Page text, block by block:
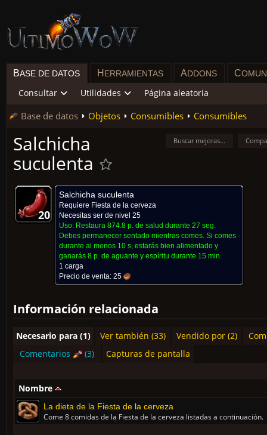
BASE DE DATOS H ERRAMIENTAS ADDONS C
Consultar Utilidades Página aleatoria
Base de datos Objetos Consumibles Consumibles
Buscar mejoras...
Salchicha
suculenta
20
20
20
20
20
20
20
20
20
Salchicha suculenta
Requiere Fiesta de la cerveza
Necesitas ser de nivel 25
Uso: Restaura 874.8 p. de salud durante 27 seg.
Debes permanecer sentado mientras comes. Si comes
durante al menos 10 s, estarás bien alimentado y
ganarás 8 p. de aguante y espíritu durante 15 min.
1 carga
Precio de venta: 25
Información relacionada
Necesario para (1) Ver también (33) Vendido por (2)
Comentarios
(3) Capturas de pantalla
Nombre
La dieta de la Fiesta de la cerveza
Come 8 comidas de la Fiesta de la cerveza listadas a continuación.